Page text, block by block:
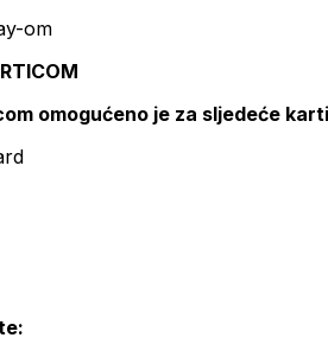
om
omogućeno je za sljedeće